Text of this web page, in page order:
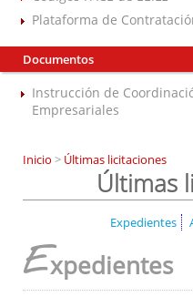
Plataforma de
Documentos
Instrucción de
Empresariales
Inicio > Últimas licitaciones
Últimas
Expedientes
Expedientes